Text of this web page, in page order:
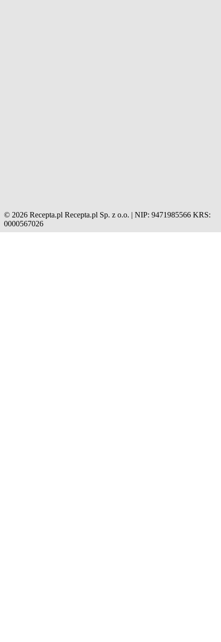
© 2026 Recepta.pl Recepta.pl Sp. z o.o. | NIP: 9471985566 KRS:
0000567026